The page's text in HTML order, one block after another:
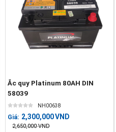
Ắc quy Platinum 80AH DIN
58039
NH00638
Giá: 2,300,000VND
2,650,000 VND